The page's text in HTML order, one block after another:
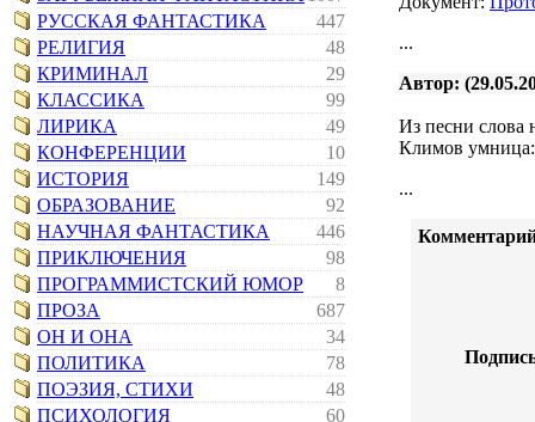
РУССКАЯ ФАНТАСТИКА
447
РЕЛИГИЯ
48
КРИМИНАЛ
29
КЛАССИКА
99
ЛИРИКА
49
КОНФЕРЕНЦИИ
10
ИСТОРИЯ
149
ОБРАЗОВАНИЕ
92
НАУЧНАЯ ФАНТАСТИКА
446
ПРИКЛЮЧЕНИЯ
98
ПРОГРАММИСТСКИЙ ЮМОР
8
ПРОЗА
687
ОН И ОНА
34
ПОЛИТИКА
78
ПОЭЗИЯ, СТИХИ
48
ПСИХОЛОГИЯ
60
...
Автор:
Из песни слова
Климов
...